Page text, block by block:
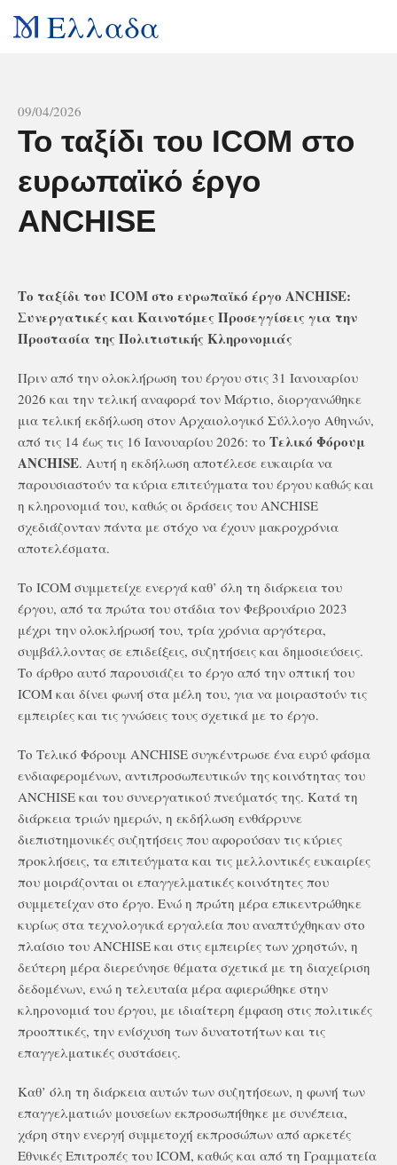
Ελλαδα
09/04/2026
Το ταξίδι του ICOM στο
ευρωπαϊκό έργο
ANCHISE
Το ταξίδι του ICOMστο ευρωπαϊκό έργο ANCHISE:
Συνεργατικές και Καινοτόμες Προσεγγίσεις για την
Προστασία της Πολιτιστικής Κληρονομιάς
Πριν από την ολοκλήρωση του έργου στις 31 Ιανουαρίου
2026 και την τελική αναφορά τον Μάρτιο, διοργανώθηκε
μια τελική εκδήλωση στον Αρχαιολογικό Σύλλογο Αθηνών,
από τις 14 έως τις 16 Ιανουαρίου 2026: το Τελικό Φόρουμ
ANCHISE. Αυτή η εκδήλωση αποτέλεσε ευκαιρία να
παρουσιαστούν τα κύρια επιτεύγματα του έργου καθώς και
η κληρονομιά του, καθώς οι δράσεις του ANCHISE
σχεδιάζονταν πάντα με στόχο να έχουν μακροχρόνια
αποτελέσματα.
Το ICOM συμμετείχε ενεργά καθ’ όλη τη διάρκεια του
έργου, από τα πρώτα του στάδια τον Φεβρουάριο 2023
μέχρι την ολοκλήρωσή του, τρία χρόνια αργότερα,
συμβάλλοντας σε επιδείξεις, συζητήσεις και δημοσιεύσεις.
Το άρθρο αυτό παρουσιάζει το έργο από την οπτική του
ICOM και δίνει φωνή στα μέλη του, για να μοιραστούν τις
εμπειρίες και τις γνώσεις τους σχετικά με το έργο.
Το Τελικό Φόρουμ ANCHISE συγκέντρωσε ένα ευρύ φάσμα
ενδιαφερομένων, αντιπροσωπευτικών της κοινότητας του
ANCHISE και του συνεργατικού πνεύματός της. Κατά τη
διάρκεια τριών ημερών, η εκδήλωση ενθάρρυνε
διεπιστημονικές συζητήσεις που αφορούσαν τις κύριες
προκλήσεις, τα επιτεύγματα και τις μελλοντικές ευκαιρίες
που μοιράζονται οι επαγγελματικές κοινότητες που
συμμετείχαν στο έργο. Ενώ η πρώτη μέρα επικεντρώθηκε
κυρίως στα τεχνολογικά εργαλεία που αναπτύχθηκαν στο
πλαίσιο του ANCHISE και στις εμπειρίες των χρηστών, η
δεύτερη μέρα διερεύνησε θέματα σχετικά με τη διαχείριση
δεδομένων, ενώ η τελευταία μέρα αφιερώθηκε στην
κληρονομιά του έργου, με ιδιαίτερη έμφαση στις πολιτικές
προοπτικές, την ενίσχυση των δυνατοτήτων και τις
επαγγελματικές συστάσεις.
Καθ’ όλη τη διάρκεια αυτών των συζητήσεων, η φωνή των
επαγγελματιών μουσείων εκπροσωπήθηκε με συνέπεια,
χάρη στην ενεργή συμμετοχή εκπροσώπων από αρκετές
Εθνικές Επιτροπές του ICOM, καθώς και από τη Γραμματεία